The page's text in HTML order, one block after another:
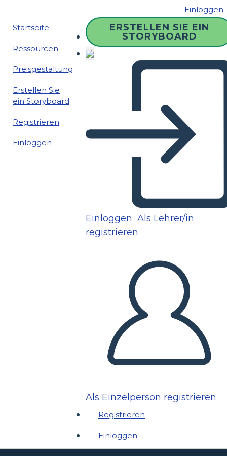
Einloggen
Startseite
Ressourcen
Preisgestaltung
Erstellen Sie
ein Storyboard
Registrieren
Einloggen
ERSTELLEN SIE EIN
STORYBOARD
Einloggen Als Lehrer/in
registrieren
Als Einzelperson registrieren
Registrieren
Einloggen